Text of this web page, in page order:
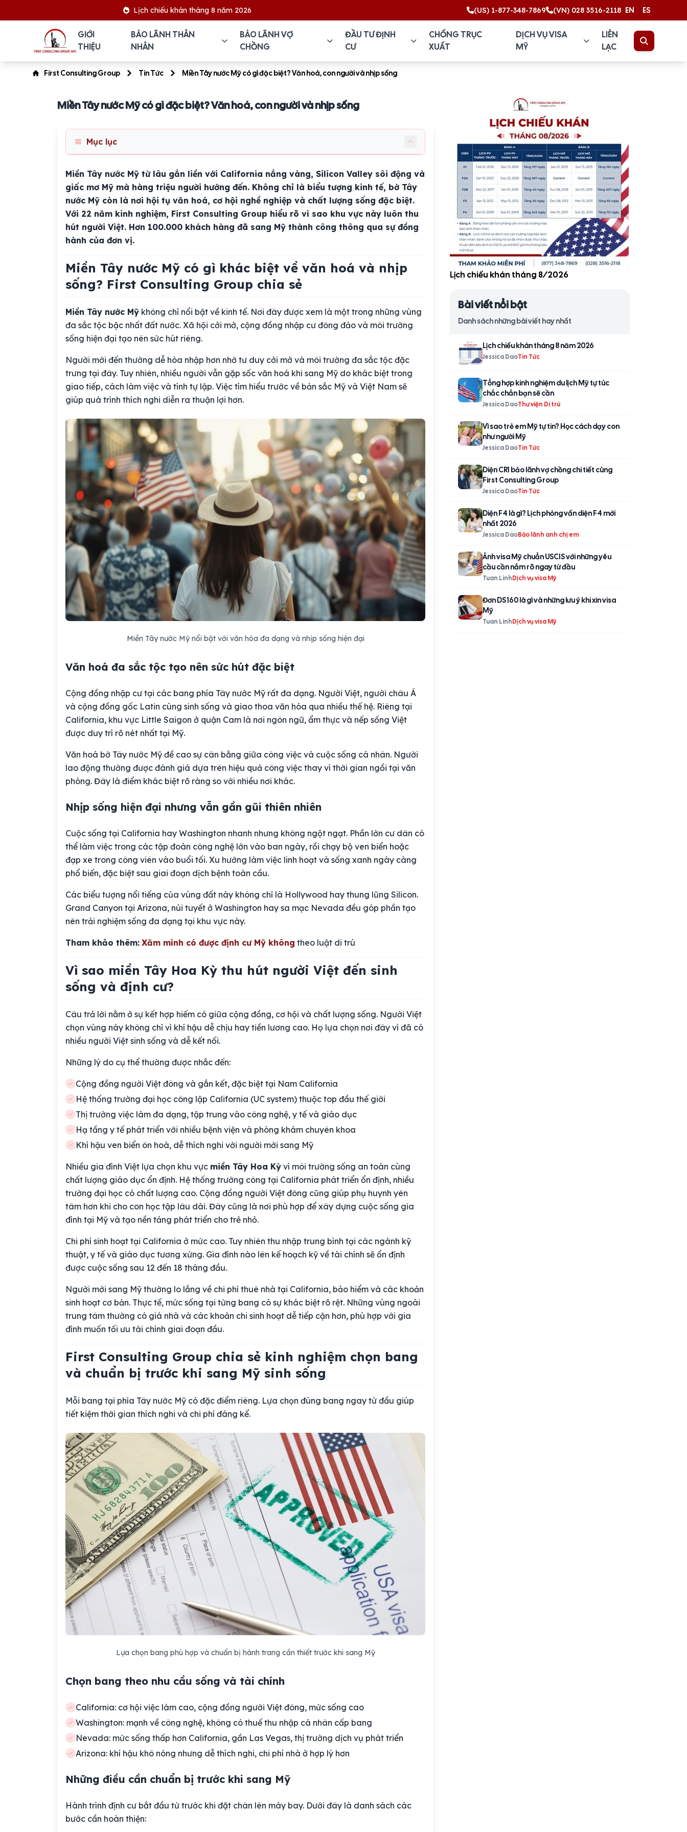
Lịch chiếu khán tháng 8 năm 2026 (US) 1-877-348-7869 (VN) 028 3516-2118 EN ES
GIỚI
THIỆU
BẢO LÃNH THÂN
NHÂN
BẢO LÃNH VỢ
CHỒNG
ĐẦU TƯ ĐỊNH
CƯ
CHỐNG TRỤC
XUẤT
DỊCH VỤ VISA
MỸ
LIÊN
LẠC
First Consulting Group Tin Tức Miền Tây nước Mỹ có gì đặc biệt? Văn hoá, con người và nhịp sống
Miền Tây nước Mỹ có gì đặc biệt? Văn hoá, con người và nhịp sống
Mục lục
Miền Tây nước Mỹ từ lâu gắn liền với California nắng vàng, Silicon Valley sôi động và
giấc mơ Mỹ mà hàng triệu người hướng đến. Không chỉ là biểu tượng kinh tế, bờ Tây
nước Mỹ còn là nơi hội tụ văn hoá, cơ hội nghề nghiệp và chất lượng sống đặc biệt.
Với 22 năm kinh nghiệm, First Consulting Group hiểu rõ vì sao khu vực này luôn thu
hút người Việt. Hơn 100.000 khách hàng đã sang Mỹ thành công thông qua sự đồng
hành của đơn vị.
Miền Tây nước Mỹ có gì khác biệt về văn hoá và nhịp
sống? First Consulting Group chia sẻ
Miền Tây nước Mỹ không chỉ nổi bật về kinh tế. Nơi đây được xem là một trong những vùng
đa sắc tộc bậc nhất đất nước. Xã hội cởi mở, cộng đồng nhập cư đông đảo và môi trường
sống hiện đại tạo nên sức hút riêng.
Người mới đến thường dễ hòa nhập hơn nhờ tư duy cởi mở và môi trường đa sắc tộc đặc
trưng tại đây. Tuy nhiên, nhiều người vẫn gặp sốc văn hoá khi sang Mỹ do khác biệt trong
giao tiếp, cách làm việc và tính tự lập. Việc tìm hiểu trước về bản sắc Mỹ và Việt Nam sẽ
giúp quá trình thích nghi diễn ra thuận lợi hơn.
Miền Tây nước Mỹ nổi bật với văn hóa đa dạng và nhịp sống hiện đại
Văn hoá đa sắc tộc tạo nên sức hút đặc biệt
Cộng đồng nhập cư tại các bang phía Tây nước Mỹ rất đa dạng. Người Việt, người châu Á
và cộng đồng gốc Latin cùng sinh sống và giao thoa văn hóa qua nhiều thế hệ. Riêng tại
California, khu vực Little Saigon ở quận Cam là nơi ngôn ngữ, ẩm thực và nếp sống Việt
được duy trì rõ nét nhất tại Mỹ.
Văn hoá bờ Tây nước Mỹ đề cao sự cân bằng giữa công việc và cuộc sống cá nhân. Người
lao động thường được đánh giá dựa trên hiệu quả công việc thay vì thời gian ngồi tại văn
phòng. Đây là điểm khác biệt rõ ràng so với nhiều nơi khác.
Nhịp sống hiện đại nhưng vẫn gần gũi thiên nhiên
Cuộc sống tại California hay Washington nhanh nhưng không ngột ngạt. Phần lớn cư dân có
thể làm việc trong các tập đoàn công nghệ lớn vào ban ngày, rồi chạy bộ ven biển hoặc
đạp xe trong công viên vào buổi tối. Xu hướng làm việc linh hoạt và sống xanh ngày càng
phổ biến, đặc biệt sau giai đoạn dịch bệnh toàn cầu.
Các biểu tượng nổi tiếng của vùng đất này không chỉ là Hollywood hay thung lũng Silicon.
Grand Canyon tại Arizona, núi tuyết ở Washington hay sa mạc Nevada đều góp phần tạo
nên trải nghiệm sống đa dạng tại khu vực này.
Tham khảo thêm: Xăm mình có được định cư Mỹ không theo luật di trú
Vì sao miền Tây Hoa Kỳ thu hút người Việt đến sinh
sống và định cư?
Câu trả lời nằm ở sự kết hợp hiếm có giữa cộng đồng, cơ hội và chất lượng sống. Người Việt
chọn vùng này không chỉ vì khí hậu dễ chịu hay tiền lương cao. Họ lựa chọn nơi đây vì đã có
nhiều người Việt sinh sống và dễ kết nối.
Những lý do cụ thể thường được nhắc đến:
Cộng đồng người Việt đông và gắn kết, đặc biệt tại Nam California
Hệ thống trường đại học công lập California (UC system) thuộc top đầu thế giới
Thị trường việc làm đa dạng, tập trung vào công nghệ, y tế và giáo dục
Hạ tầng y tế phát triển với nhiều bệnh viện và phòng khám chuyên khoa
Khí hậu ven biển ôn hoà, dễ thích nghi với người mới sang Mỹ
Nhiều gia đình Việt lựa chọn khu vực miền Tây Hoa Kỳ vì môi trường sống an toàn cùng
chất lượng giáo dục ổn định. Hệ thống trường công tại California phát triển ổn định, nhiều
trường đại học có chất lượng cao. Cộng đồng người Việt đông cũng giúp phụ huynh yên
tâm hơn khi cho con học tập lâu dài. Đây cũng là nơi phù hợp để xây dựng cuộc sống gia
đình tại Mỹ và tạo nền tảng phát triển cho trẻ nhỏ.
Chi phí sinh hoạt tại California ở mức cao. Tuy nhiên thu nhập trung bình tại các ngành kỹ
thuật, y tế và giáo dục tương xứng. Gia đình nào lên kế hoạch kỹ về tài chính sẽ ổn định
được cuộc sống sau 12 đến 18 tháng đầu.
Người mới sang Mỹ thường lo lắng về chi phí thuê nhà tại California, bảo hiểm và các khoản
sinh hoạt cơ bản. Thực tế, mức sống tại từng bang có sự khác biệt rõ rệt. Những vùng ngoài
trung tâm thường có giá nhà và các khoản chi sinh hoạt dễ tiếp cận hơn, phù hợp với gia
đình muốn tối ưu tài chính giai đoạn đầu.
First Consulting Group chia sẻ kinh nghiệm chọn bang
và chuẩn bị trước khi sang Mỹ sinh sống
Mỗi bang tại phía Tây nước Mỹ có đặc điểm riêng. Lựa chọn đúng bang ngay từ đầu giúp
tiết kiệm thời gian thích nghi và chi phí đáng kể.
Lựa chọn bang phù hợp và chuẩn bị hành trang cần thiết trước khi sang Mỹ
Chọn bang theo nhu cầu sống và tài chính
California: cơ hội việc làm cao, cộng đồng người Việt đông, mức sống cao
Washington: mạnh về công nghệ, không có thuế thu nhập cá nhân cấp bang
Nevada: mức sống thấp hơn California, gần Las Vegas, thị trường dịch vụ phát triển
Arizona: khí hậu khô nóng nhưng dễ thích nghi, chi phí nhà ở hợp lý hơn
Những điều cần chuẩn bị trước khi sang Mỹ
Hành trình định cư bắt đầu từ trước khi đặt chân lên máy bay. Dưới đây là danh sách các
bước cần hoàn thiện:
Lịch chiếu khán tháng 8/2026
Bài viết nổi bật
Danh sách những bài viết hay nhất
Lịch chiếu khán tháng 8 năm 2026
Jessica DaoTin Tức
Tổng hợp kinh nghiệm du lịch Mỹ tự túc
chắc chắn bạn sẽ cần
Jessica DaoThư viện Di trú
Vì sao trẻ em Mỹ tự tin? Học cách dạy con
như người Mỹ
Jessica DaoTin Tức
Diện CR1 bảo lãnh vợ chồng chi tiết cùng
First Consulting Group
Jessica DaoTin Tức
Diện F4 là gì? Lịch phỏng vấn diện F4 mới
nhất 2026
Jessica DaoBảo lãnh anh chị em
Ảnh visa Mỹ chuẩn USCIS với những yêu
cầu cần nắm rõ ngay từ đầu
Tuan LinhDịch vụ visa Mỹ
Đơn DS 160 là gì và những lưu ý khi xin visa
Mỹ
Tuan LinhDịch vụ visa Mỹ